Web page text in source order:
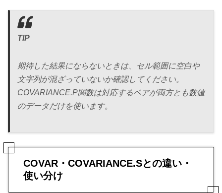
TIP
期待した結果にならないときは、セル範囲に空白や
文字列が混ざっていないか確認してください。
COVARIANCE.P関数は対応するペアが両方とも数値
のデータだけを使います。
COVAR・COVARIANCE.Sとの違い・
使い分け